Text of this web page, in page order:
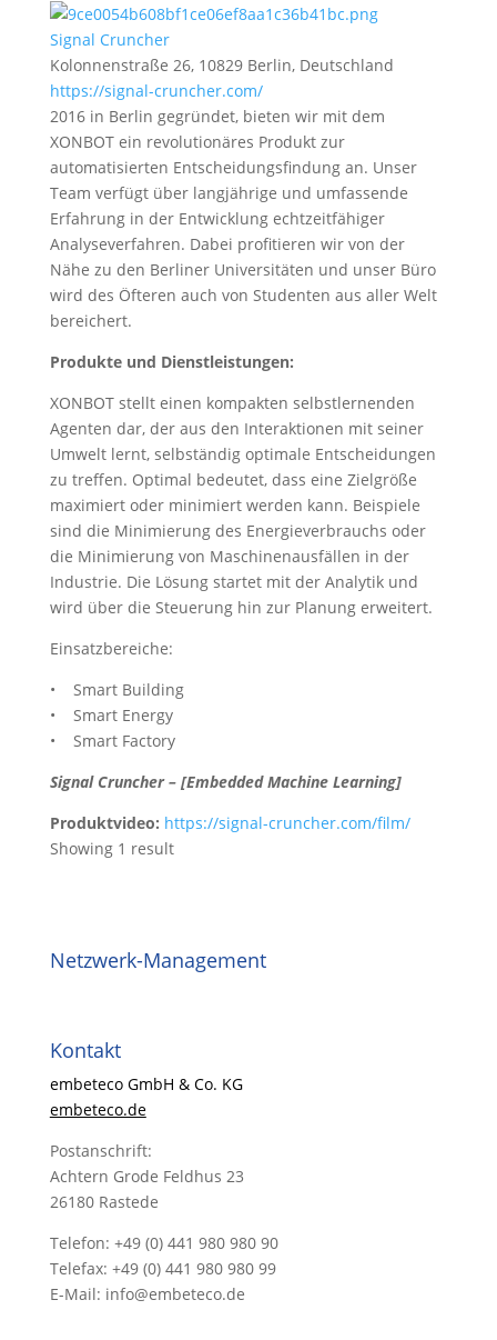
Signal Cruncher
Kolonnenstraße 26, 10829 Berlin, Deutschland
https://signal-cruncher.com/
2016 in Berlin gegründet, bieten wir mit dem
XONBOT ein revolutionäres Produkt zur
automatisierten Entscheidungsfindung an. Unser
Team verfügt über langjährige und umfassende
Erfahrung in der Entwicklung echtzeitfähiger
Analyseverfahren. Dabei profitieren wir von der
Nähe zu den Berliner Universitäten und unser Büro
wird des Öfteren auch von Studenten aus aller Welt
bereichert.
Produkte und Dienstleistungen:
XONBOT stellt einen kompakten selbstlernenden
Agenten dar, der aus den Interaktionen mit seiner
Umwelt lernt, selbständig optimale Entscheidungen
zu treffen. Optimal bedeutet, dass eine Zielgröße
maximiert oder minimiert werden kann. Beispiele
sind die Minimierung des Energieverbrauchs oder
die Minimierung von Maschinenausfällen in der
Industrie. Die Lösung startet mit der Analytik und
wird über die Steuerung hin zur Planung erweitert.
Einsatzbereiche:
• Smart Building
• Smart Energy
• Smart Factory
Signal Cruncher – [Embedded Machine Learning]
Produktvideo: https://signal-cruncher.com/film/
Showing 1 result
Netzwerk-Management
Kontakt
embeteco GmbH & Co. KG
embeteco.de
Postanschrift:
Achtern Grode Feldhus 23
26180 Rastede
Telefon: +49 (0) 441 980 980 90
Telefax: +49 (0) 441 980 980 99
E-Mail: info@embeteco.de